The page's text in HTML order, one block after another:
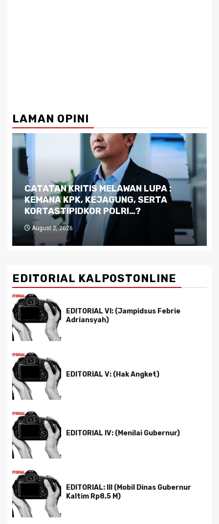
LAMAN OPINI
Dilema Kaltim di Tengah Krisis:
Kutukan Sumber Daya Alam dan
Pemimpin yang Tak Kreatif
July 29, 2026
EDITORIAL KALPOSTONLINE
EDITORIAL VI: (Jampidsus Febrie
Adriansyah)
EDITORIAL V: (Hak Angket)
EDITORIAL IV: (Menilai Gubernur)
EDITORIAL: III (Mobil Dinas Gubernur
Kaltim Rp8,5 M)